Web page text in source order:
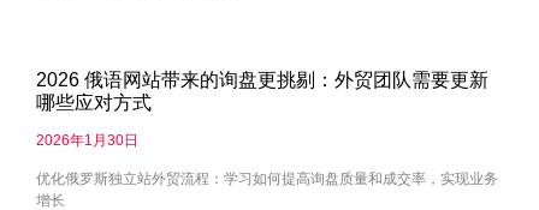
2026 俄语网站带来的询盘更挑剔：外贸团队需要更新
哪些应对方式
2026年1月30日
优化俄罗斯独立站外贸流程：学习如何提高询盘质量和成交率，实现业务
增长